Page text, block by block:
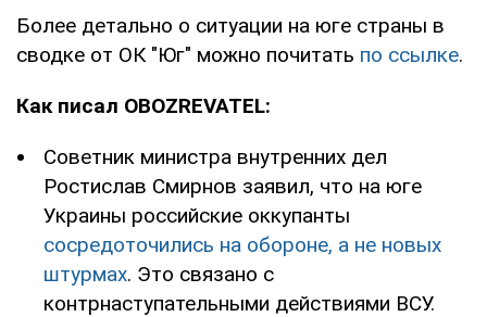
Более детально о ситуации на юге страны в
сводке от ОК "Юг" можно почитать по ссылке.
Как писал OBOZREVATEL:
Советник министра внутренних дел
Ростислав Смирнов заявил, что на юге
Украины российские оккупанты
сосредоточились на обороне, а не новых
штурмах. Это связано с
контрнаступательными действиями ВСУ.